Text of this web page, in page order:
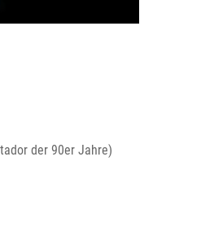
der 90er Jahre)